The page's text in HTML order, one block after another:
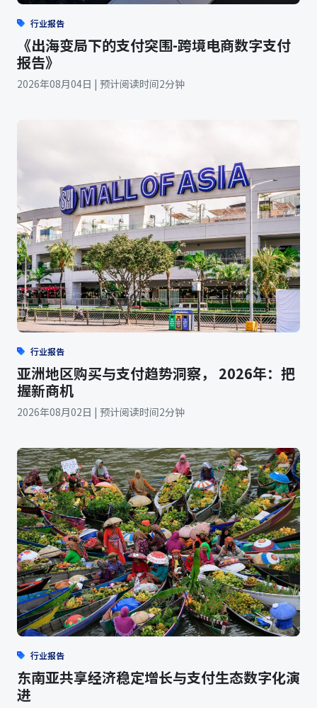
行业报告
《出海变局下的支付突围-跨境电商数字支付
报告》
2026年08月04日 | 预计阅读时间2分钟
行业报告
亚洲地区购买与支付趋势洞察， 2026年：把
握新商机
2026年08月02日 | 预计阅读时间2分钟
行业报告
东南亚共享经济稳定增长与支付生态数字化演
进